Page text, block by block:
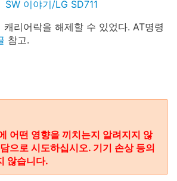
SW 이야기/LG SD711
리어락을 해제할 수 있었다. AT명령
참고.
어떤 영향을 끼치는지 알려지지 않
으로 시도하십시오. 기기 손상 등의
않습니다.